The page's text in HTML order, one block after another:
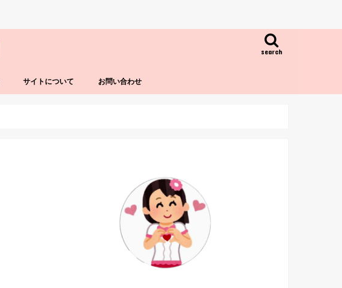
search
サイトについて お問い合わせ